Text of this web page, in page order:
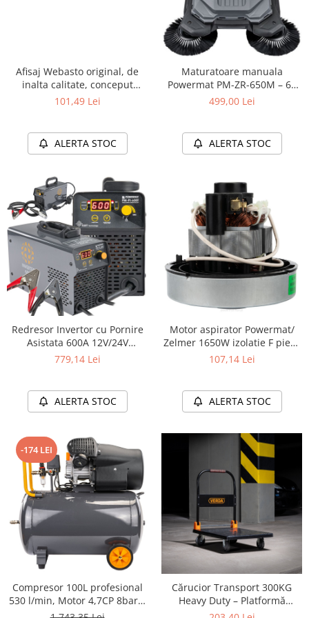
Afisaj Webasto original, de
inalta calitate, conceput
special pentru incalzitoarele
101,49 Lei
ALERTA STOC
Maturatoare manuala
Powermat PM-ZR-650M – 65
cm, 20L, fara fir, pentru
499,00 Lei
ALERTA STOC
Redresor Invertor cu Pornire
Asistata 600A 12V/24V
Powermat – Incarcator
779,14 Lei
ALERTA STOC
Motor aspirator Powermat/
Zelmer 1650W izolatie F piesa
de schimb
107,14 Lei
ALERTA STOC
-174 LEI
Compresor 100L profesional
530 l/min, Motor 4,7CP 8bar |
service auto, productie,
Cărucior Transport 300KG
Heavy Duty – Platformă
Antiderapantă, Roți Pivotante